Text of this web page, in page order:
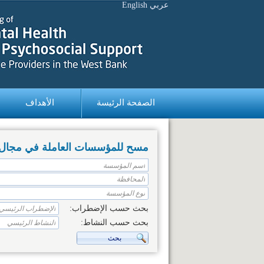
English عربي
الصفحة الرئيسة الأهداف
مسح للمؤسسات العاملة في مجال
بحث حسب الإضطراب:
بحث حسب النشاط: